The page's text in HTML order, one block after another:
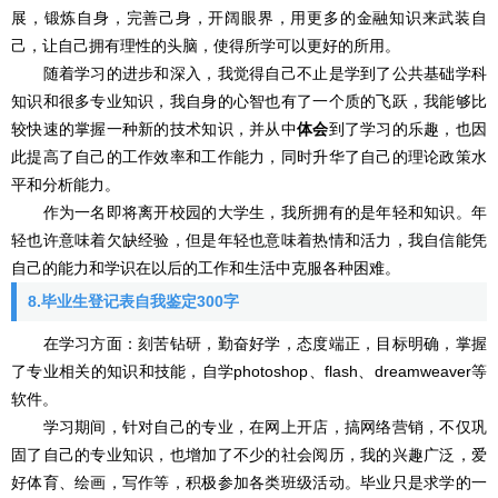
展，锻炼自身，完善己身，开阔眼界，用更多的金融知识来武装自
己，让自己拥有理性的头脑，使得所学可以更好的所用。
随着学习的进步和深入，我觉得自己不止是学到了公共基础学科
知识和很多专业知识，我自身的心智也有了一个质的飞跃，我能够比
较快速的掌握一种新的技术知识，并从中体会到了学习的乐趣，也因
此提高了自己的工作效率和工作能力，同时升华了自己的理论政策水
平和分析能力。
作为一名即将离开校园的大学生，我所拥有的是年轻和知识。年
轻也许意味着欠缺经验，但是年轻也意味着热情和活力，我自信能凭
自己的能力和学识在以后的工作和生活中克服各种困难。
8.毕业生登记表自我鉴定300字
在学习方面：刻苦钻研，勤奋好学，态度端正，目标明确，掌握
了专业相关的知识和技能，自学photoshop、flash、dreamweaver等
软件。
学习期间，针对自己的专业，在网上开店，搞网络营销，不仅巩
固了自己的专业知识，也增加了不少的社会阅历，我的兴趣广泛，爱
好体育、绘画，写作等，积极参加各类班级活动。毕业只是求学的一